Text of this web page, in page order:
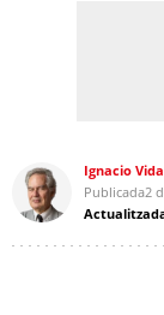
Ignacio
Publicada2